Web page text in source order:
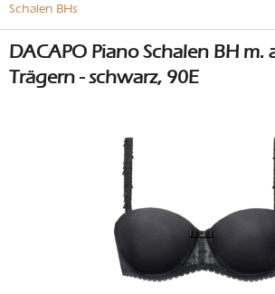
Schalen BHs
DACAPO Piano Schalen BH m.
Trägern - schwarz, 90E